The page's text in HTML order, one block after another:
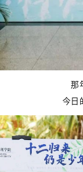
那
今日